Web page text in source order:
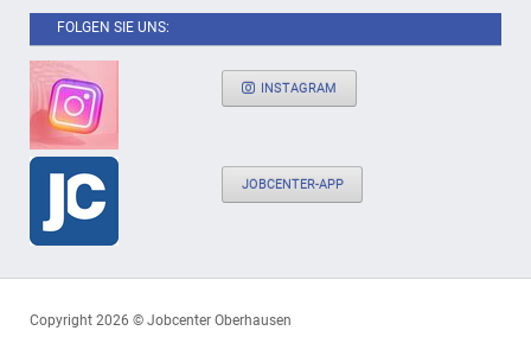
FOLGEN SIE UNS:
INSTAGRAM
JOBCENTER-APP
Copyright 2026 © Jobcenter Oberhausen